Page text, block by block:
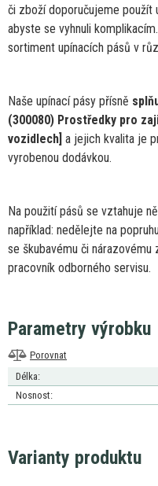
či zboží doporučujeme použít
abyste se vyhnuli komplikacím.
sortiment upínacích pásů v
Naše upínací pásy přísně
(300080) Prostředky pro
vozidlech] a jejich kvalita je
vyrobenou dodávkou.
Na použití pásů se vztahuje
například: nedělejte na
se škubavému či nárazovému
pracovník odborného servisu.
Parametry výrobku
Porovnat
Délka:
Nosnost:
Varianty produktu